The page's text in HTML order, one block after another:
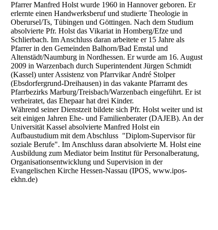
Pfarrer Manfred Holst wurde 1960 in Hannover geboren. Er
erlernte einen Handwerksberuf und studierte Theologie in
Oberursel/Ts, Tübingen und Göttingen. Nach dem Studium
absolvierte Pfr. Holst das Vikariat in Homberg/Efze und
Schlierbach. Im Anschluss daran arbeitete er 15 Jahre als
Pfarrer in den Gemeinden Balhorn/Bad Emstal und
Altenstädt/Naumburg in Nordhessen. Er wurde am 16. August
2009 in Warzenbach durch Superintendent Jürgen Schmidt
(Kassel) unter Assistenz von Pfarrvikar André Stolper
(Ebsdorfergrund-Dreihausen) in das vakante Pfarramt des
Pfarrbezirks Marburg/Treisbach/Warzenbach eingeführt. Er ist
verheiratet, das Ehepaar hat drei Kinder.
Während seiner Dienstzeit bildete sich Pfr. Holst weiter und ist
seit einigen Jahren Ehe- und Familienberater (DAJEB). An der
Universität Kassel absolvierte Manfred Holst ein
Aufbaustudium mit dem Abschluss "Diplom-Supervisor für
soziale Berufe". Im Anschluss daran absolvierte M. Holst eine
Ausbildung zum Mediator beim Institut für Personalberatung,
Organisationsentwicklung und Supervision in der
Evangelischen Kirche Hessen-Nassau (IPOS, www.ipos-
ekhn.de)